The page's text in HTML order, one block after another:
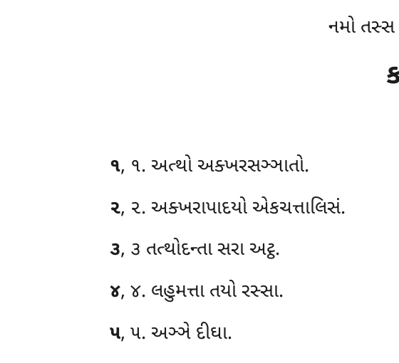
નમો
૧, ૧. અત્થો અક્ખરસઞ્ઞાતો.
૨, ૨. અક્ખરાપાદયો એકચત્તાલિસં.
૩, ૩ તત્થોદન્તા સરા અટ્ઠ.
૪, ૪. લહુમત્તા તયો રસ્સા.
૫, ૫. અઞ્ઞે દીઘા.